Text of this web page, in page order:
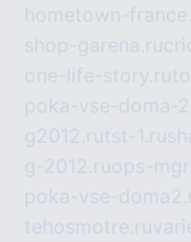
hometown-
shop-garena.ru
one-life-story.ru
poka-vse-doma-
g2012.rutst-1.ru
g-2012.ruops-
poka-vse-
tehosmotre.ru